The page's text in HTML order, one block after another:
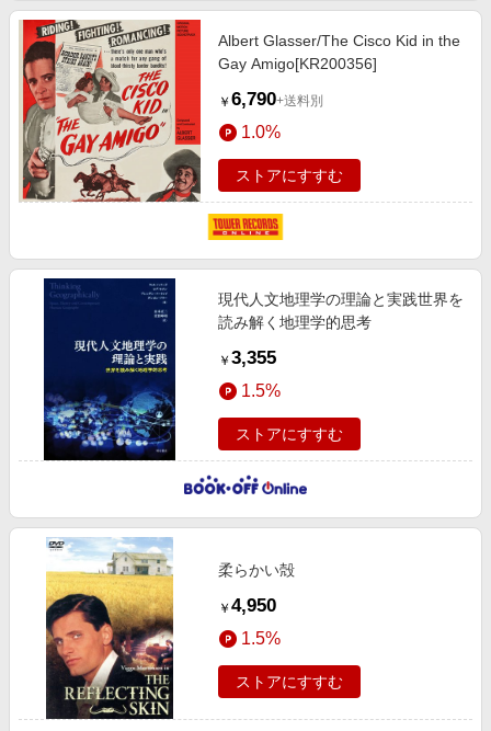
Albert Glasser/The Cisco Kid in the
Gay Amigo[KR200356]
￥ 6,790+送料別
1.0%
ストアにすすむ
現代人文地理学の理論と実践世界を
読み解く地理学的思考
￥ 3,355
1.5%
ストアにすすむ
柔らかい殻
￥ 4,950
1.5%
ストアにすすむ